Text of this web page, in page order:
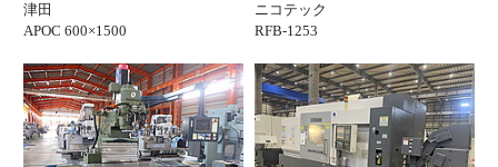
津田
APOC 600×1500
ニコテック
RFB-1253